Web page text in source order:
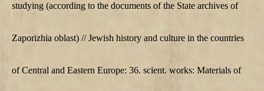
studying (according to the documents of the State archives of
Zaporizhia oblast) // Jewish history and culture in the countries
of Central and Eastern Europe: 36. scient. works: Materials of